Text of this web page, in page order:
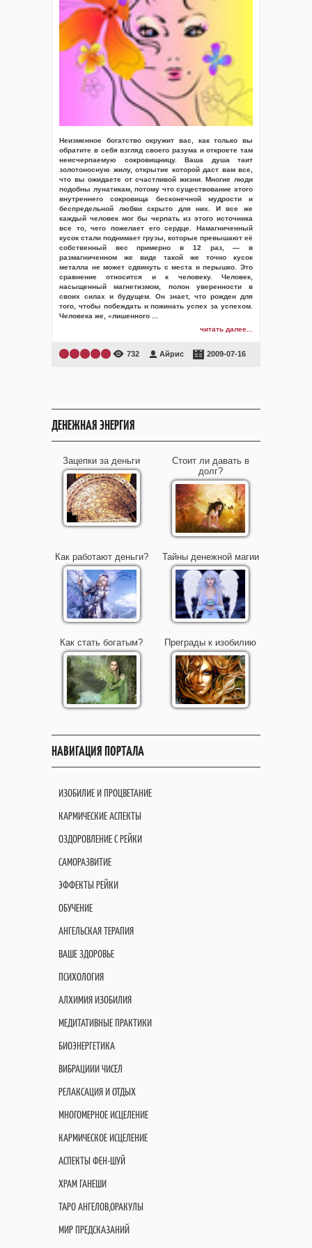
Неизменное богатство окружит вас, как только вы
обратите в себя взгляд своего разума и откроете там
неисчерпаемую сокровищницу. Ваша душа таит
золотоносную жилу, открытие которой даст вам все,
что вы ожидаете от счастливой жизни. Многие люди
подобны лунатикам, потому что существование этого
внутреннего сокровища бесконечной мудрости и
беспредельной любви скрыто для них. И все же
каждый человек мог бы черпать из этого источника
все то, чего пожелает его сердце. Намагниченный
кусок стали поднимает грузы, которые превышают её
собственный вес примерно в 12 раз, — в
размагниченном же виде такой же точно кусок
металла не может сдвинуть с места и перышко. Это
сравнение относится и к человеку. Человек,
насыщенный магнетизмом, полон уверенности в
своих силах и будущем. Он знает, что рожден для
того, чтобы побеждать и пожинать успех за успехом.
Человека же, «лишенного
читать далее...
732 Айрис 2009-07-16
ДЕНЕЖНАЯ ЭНЕРГИЯ
Зацепки за деньги
Стоит ли давать в
долг?
Как работают деньги? Тайны денежной магии
Как стать богатым? Преграды к изобилию
НАВИГАЦИЯ ПОРТАЛА
ИЗОБИЛИЕ И ПРОЦВЕТАНИЕ
КАРМИЧЕСКИЕ АСПЕКТЫ
ОЗДОРОВЛЕНИЕ С РЕЙКИ
САМОРАЗВИТИЕ
ЭФФЕКТЫ РЕЙКИ
ОБУЧЕНИЕ
АНГЕЛЬСКАЯ ТЕРАПИЯ
ВАШЕ ЗДОРОВЬЕ
ПСИХОЛОГИЯ
АЛХИМИЯ ИЗОБИЛИЯ
МЕДИТАТИВНЫЕ ПРАКТИКИ
БИОЭНЕРГЕТИКА
ВИБРАЦИИИ ЧИСЕЛ
РЕЛАКСАЦИЯ И ОТДЫХ
МНОГОМЕРНОЕ ИСЦЕЛЕНИЕ
КАРМИЧЕСКОЕ ИСЦЕЛЕНИЕ
АСПЕКТЫ ФЕН-ШУЙ
ХРАМ ГАНЕШИ
ТАРО АНГЕЛОВ,ОРАКУЛЫ
МИР ПРЕДСКАЗАНИЙ